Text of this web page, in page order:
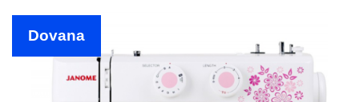
Dovana